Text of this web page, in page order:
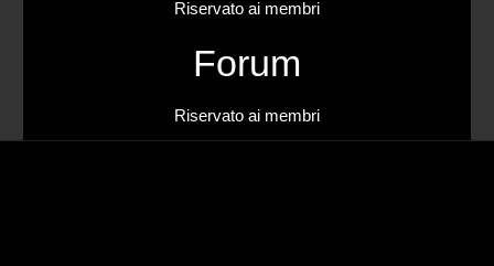
Riservato ai membri
Forum
Riservato ai membri